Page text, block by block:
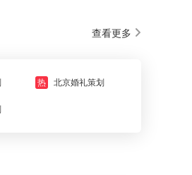
查看更多
热 北京婚礼策划